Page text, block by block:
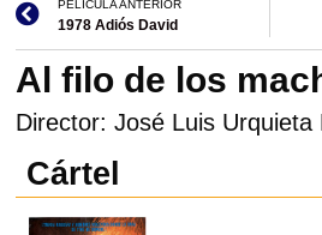
PELICULA ANTERIOR
1978 Adiós David
Al filo de los
Director: José Luis Urquieta
Cártel